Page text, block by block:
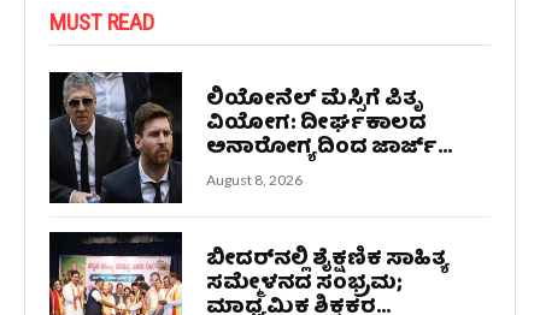
MUST READ
ಲಿಯೋನೆಲ್ ಮೆಸ್ಸಿಗೆ ಪಿತೃ
ವಿಯೋಗ: ದೀರ್ಘಕಾಲದ
ಅನಾರೋಗ್ಯದಿಂದ ಜಾರ್ಜ್...
August 8, 2026
ಬೀದರ್‌ನಲ್ಲಿ ಶೈಕ್ಷಣಿಕ ಸಾಹಿತ್ಯ
ಸಮ್ಮೇಳನದ ಸಂಭ್ರಮ;